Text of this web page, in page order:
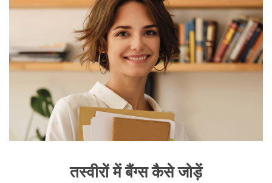
तस्वीरों में बैंग्स कैसे जोड़ें